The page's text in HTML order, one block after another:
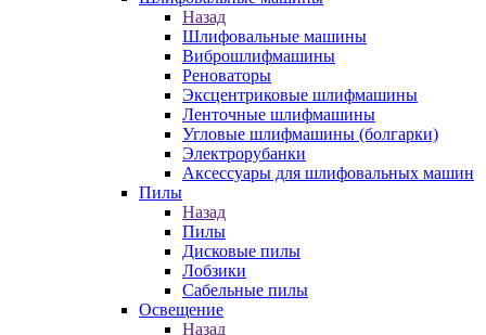
Назад
Шлифовальные машины
Виброшлифмашины
Реноваторы
Эксцентриковые шлифмашины
Ленточные шлифмашины
Угловые шлифмашины (болгарки)
Электрорубанки
Аксессуары для шлифовальных машин
Пилы
Назад
Пилы
Дисковые пилы
Лобзики
Сабельные пилы
Освещение
Назад